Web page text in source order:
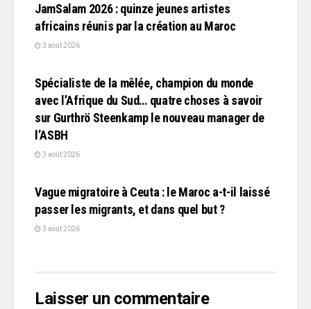
JamSalam 2026 : quinze jeunes artistes
africains réunis par la création au Maroc
3 août 2026
Spécialiste de la mêlée, champion du monde
avec l’Afrique du Sud… quatre choses à savoir
sur Gurthrö Steenkamp le nouveau manager de
l’ASBH
3 août 2026
Vague migratoire à Ceuta : le Maroc a-t-il laissé
passer les migrants, et dans quel but ?
3 août 2026
Laisser un commentaire